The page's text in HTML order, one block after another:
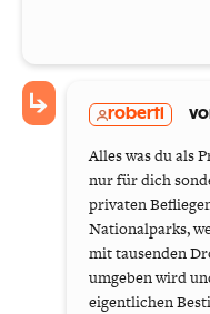
robertl
Alles was du als
nur für dich
privaten
Nationalparks,
mit tausenden
umgeben wird
eigentlichen